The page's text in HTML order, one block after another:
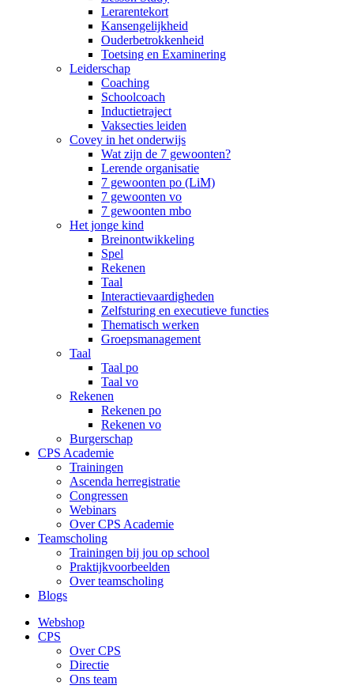
Lerarentekort
Kansengelijkheid
Ouderbetrokkenheid
Toetsing en Examinering
Leiderschap
Coaching
Schoolcoach
Inductietraject
Vaksecties leiden
Covey in het onderwijs
Wat zijn de 7 gewoonten?
Lerende organisatie
7 gewoonten po (LiM)
7 gewoonten vo
7 gewoonten mbo
Het jonge kind
Breinontwikkeling
Spel
Rekenen
Taal
Interactievaardigheden
Zelfsturing en executieve functies
Thematisch werken
Groepsmanagement
Taal
Taal po
Taal vo
Rekenen
Rekenen po
Rekenen vo
Burgerschap
CPS Academie
Trainingen
Ascenda herregistratie
Congressen
Webinars
Over CPS Academie
Teamscholing
Trainingen bij jou op school
Praktijkvoorbeelden
Over teamscholing
Blogs
Webshop
CPS
Over CPS
Directie
Ons team